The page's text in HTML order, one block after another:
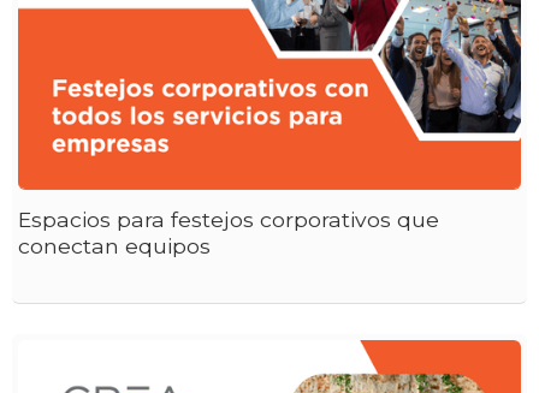
Espacios para festejos corporativos que
conectan equipos